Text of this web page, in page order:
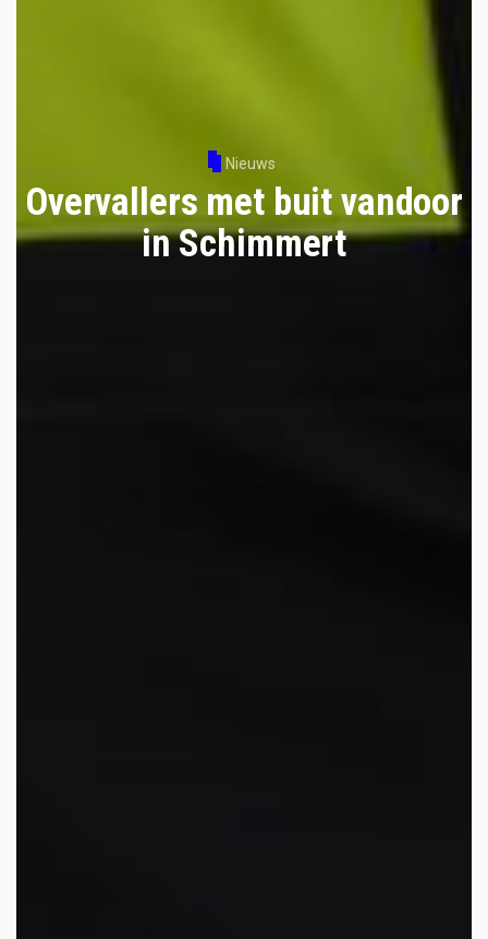
Nieuws
Overvallers met buit vandoor
in Schimmert